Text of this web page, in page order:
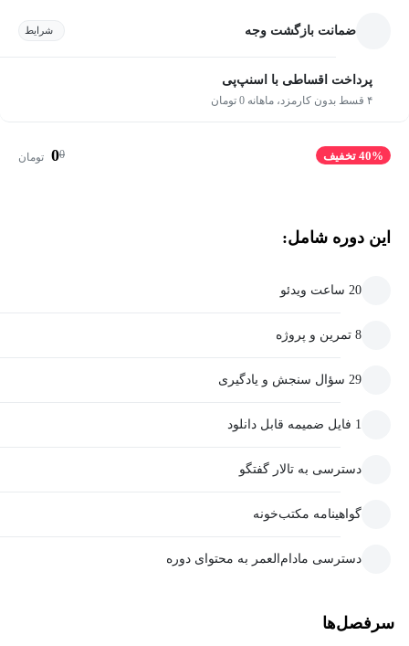
ضمانت بازگشت وجه شرایط
پرداخت اقساطی با اسنپ‌پی
۴ قسط بدون کارمزد، ماهانه 0 تومان
40% تخفیف 0
0 تومان
این دوره شامل:
20 ساعت ویدئو
8 تمرین و پروژه
29 سؤال سنجش و یادگیری
1 فایل ضمیمه قابل دانلود
دسترسی به تالار گفتگو
گواهینامه مکتب‌خونه
دسترسی مادام‌العمر به محتوای دوره
سرفصل‌ها